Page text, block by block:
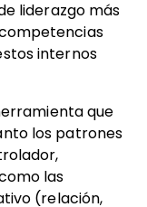
liderazgo más
internos
que
los patrones
las
(relación,